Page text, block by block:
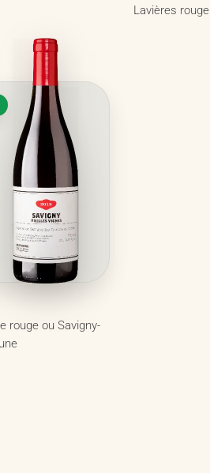
Lavières rouge
rouge ou Savigny-